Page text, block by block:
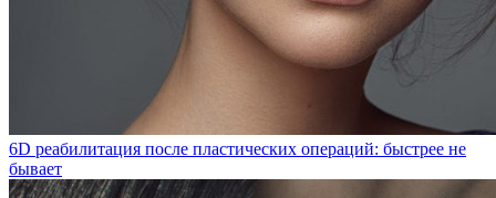
6D реабилитация после пластических операций: быстрее не
бывает